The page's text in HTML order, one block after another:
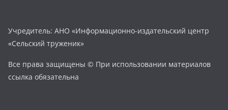
Учредитель: АНО «Информационно-издательский центр
«Сельский труженик»
Все права защищены © При использовании материалов
ссылка обязательна